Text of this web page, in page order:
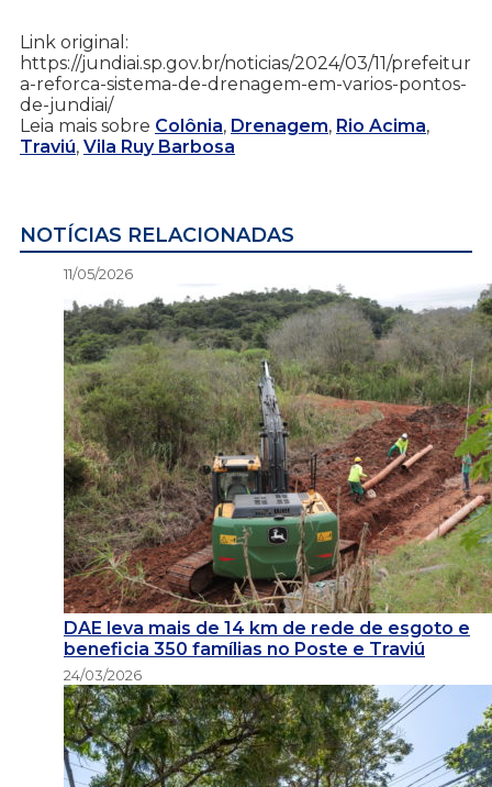
Link original:
https://jundiai.sp.gov.br/noticias/2024/03/11/prefeitur
a-reforca-sistema-de-drenagem-em-varios-pontos-
de-jundiai/
Leia mais sobre Colônia, Drenagem, Rio Acima,
Traviú, Vila Ruy Barbosa
NOTÍCIAS RELACIONADAS
11/05/2026
DAE leva mais de 14 km de rede de esgoto e
beneficia 350 famílias no Poste e Traviú
24/03/2026